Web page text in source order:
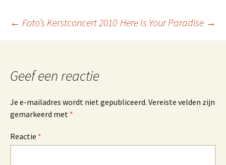
Berichtnavigatie
← Foto’s Kerstconcert 2010 Here Is Your Paradise →
Geef een reactie
Je e-mailadres wordt niet gepubliceerd. Vereiste velden zijn
gemarkeerd met *
Reactie *